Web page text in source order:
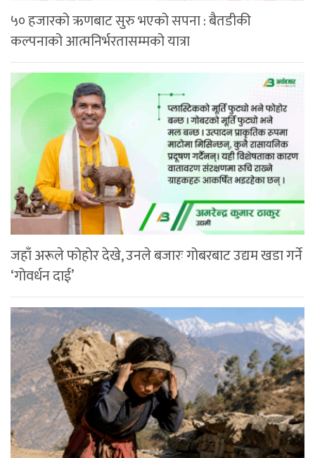
५० हजारको ऋणबाट सुरु भएको सपना : बैतडीकी
कल्पनाको आत्मनिर्भरतासम्मको यात्रा
जहाँ अरूले फोहोर देखे, उनले बजारः गोबरबाट उद्यम खडा गर्ने
‘गोवर्धन दाई’